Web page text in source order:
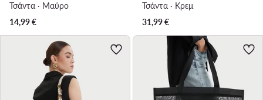
Τσάντα · Μαύρο
14,99€
Τσάντα · Κρεμ
31,99€